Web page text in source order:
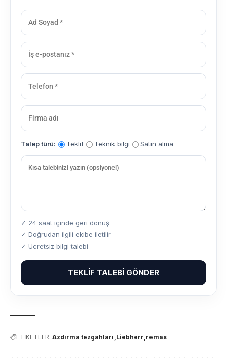
Talep türü: Teklif Teknik bilgi Satın alma
✓ 24 saat içinde geri dönüş
✓ Doğrudan ilgili ekibe iletilir
✓ Ücretsiz bilgi talebi
TEKLIF TALEBI GÖNDER
ETİKETLER: Azdırma tezgahları Liebherr remas